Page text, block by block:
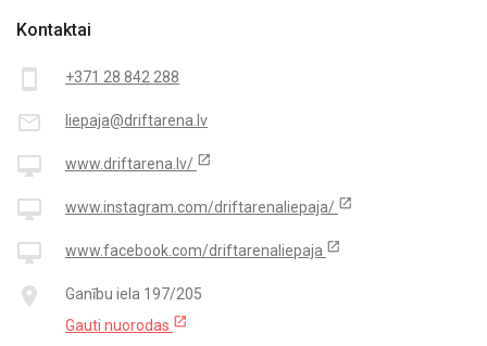
Kontaktai
smartphone +371 28 842 288
mail_outline liepaja@driftarena.lv
desktop_mac www.driftarena.lv/ open_in_new
desktop_mac www.instagram.com/driftarenaliepaja/ open_in_new
desktop_mac www.facebook.com/driftarenaliepaja open_in_new
place
Ganību iela 197/205
Gauti nuorodas open_in_new